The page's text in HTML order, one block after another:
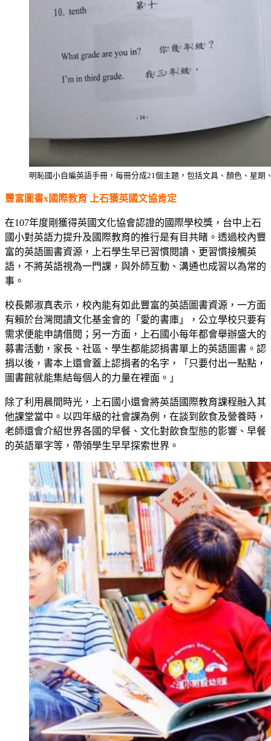
明恥國小自編英語手冊，每冊分成21個主題，包括文具、顏色、星期
豐富圖書x國際教育 上石獲英國文協肯定
在107年度剛獲得英國文化協會認證的國際學校獎，台中上石
國小對英語力提升及國際教育的推行是有目共睹。透過校內豐
富的英語圖書資源，上石學生早已習慣閱讀、更習慣接觸英
語，不將英語視為一門課，與外師互動、溝通也成習以為常的
事。
校長鄭淑真表示，校內能有如此豐富的英語圖書資源，一方面
有賴於台灣閱讀文化基金會的「愛的書庫」，公立學校只要有
需求便能申請借閱；另一方面，上石國小每年都會舉辦盛大的
募書活動，家長、社區、學生都能認捐書單上的英語圖書。認
捐以後，書本上還會蓋上認捐者的名字，「只要付出一點點，
圖書館就能集結每個人的力量在裡面。」
除了利用晨間時光，上石國小還會將英語國際教育課程融入其
他課堂當中。以四年級的社會課為例，在談到飲食及營養時，
老師還會介紹世界各國的早餐、文化對飲食型態的影響、早餐
的英語單字等，帶領學生早早探索世界。